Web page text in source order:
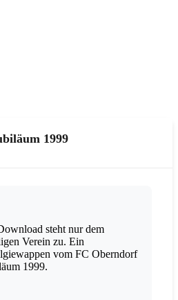
1999
steht nur dem
Verein zu. Ein
vom FC Oberndorf
1999.